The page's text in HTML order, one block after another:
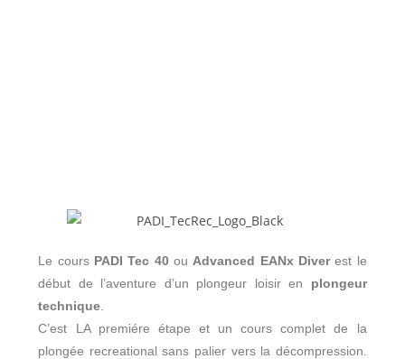
Le cours PADI Tec 40ou Advanced EANx Diverest le
début de l’aventure d’un plongeur loisir en plongeur
technique
C’est LA premiére étape et un cours complet de la
plongée recreational sans palier vers la décompression.